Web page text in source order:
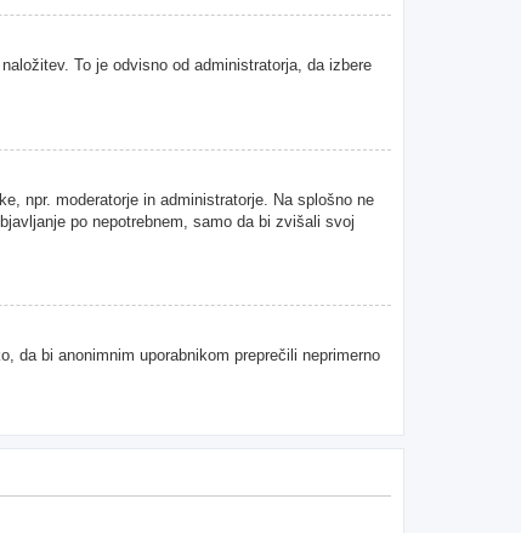
To je odvisno od administratorja, da izbere
npr. moderatorje in administratorje. Na splošno ne
po nepotrebnem, samo da bi zvišali svoj
da bi anonimnim uporabnikom preprečili neprimerno